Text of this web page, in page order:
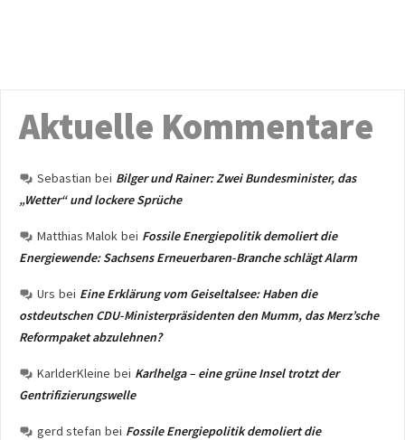
Aktuelle Kommentare
Sebastian bei Bilger und Rainer: Zwei Bundesminister, das
„Wetter“ und lockere Sprüche
Matthias Malok bei Fossile Energiepolitik demoliert die
Energiewende: Sachsens Erneuerbaren-Branche schlägt Alarm
Urs bei Eine Erklärung vom Geiseltalsee: Haben die
ostdeutschen CDU-Ministerpräsidenten den Mumm, das Merz’sche
Reformpaket abzulehnen?
KarlderKleine bei Karlhelga – eine grüne Insel trotzt der
Gentrifizierungswelle
gerd stefan bei Fossile Energiepolitik demoliert die